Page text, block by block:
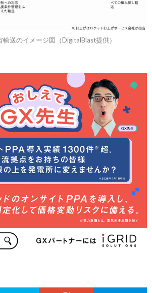
送のイメージ図（DigitalBlast提供）